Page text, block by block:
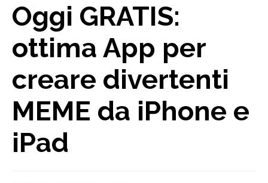
Oggi GRATIS:
ottima App per
creare divertenti
MEME da iPhone e
iPad